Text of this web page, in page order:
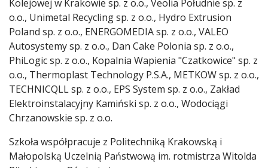
Kolejowej w Krakowie sp. z o.o., Veolia Południe sp. z
o.o., Unimetal Recycling sp. z o.o., Hydro Extrusion
Poland sp. z o.o., ENERGOMEDIA sp. z o.o., VALEO
Autosystemy sp. z o.o., Dan Cake Polonia sp. z o.o.,
PhiLogic sp. z o.o., Kopalnia Wapienia "Czatkowice" sp. z
o.o., Thermoplast Technology P.S.A., METKOW sp. z o.o.,
TECHNICQLL sp. z o.o., EPS System sp. z o.o., Zakład
Elektroinstalacyjny Kamiński sp. z o.o., Wodociągi
Chrzanowskie sp. z o.o.
Szkoła współpracuje z Politechniką Krakowską i
Małopolską Uczelnią Państwową im. rotmistrza Witolda